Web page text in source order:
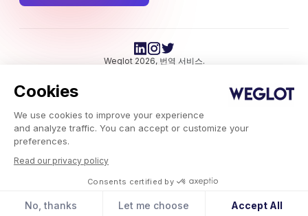
Cookies
We use cookies to improve your experience
and analyze traffic. You can accept or customize your
preferences.
Read our privacy policy
Consents certified by
No, thanks Let me choose Accept All
Weglot 2026, 번역 서비스.
블로그
인공지능 번역이 번역 기술을 어떻게 변화시켰는가